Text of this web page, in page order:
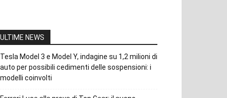
ULTIME NEWS
Tesla Model 3 e Model Y, indagine su 1,2 milioni di
auto per possibili cedimenti delle sospensioni: i
modelli coinvolti